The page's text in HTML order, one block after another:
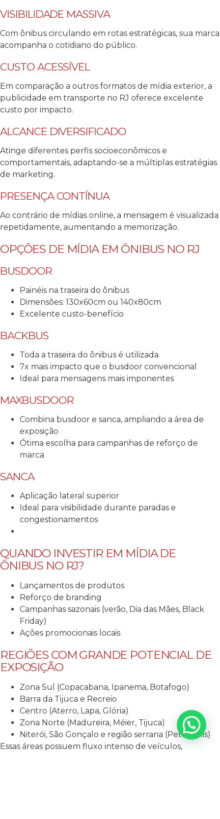
VISIBILIDADE MASSIVA
Com ônibus circulando em rotas estratégicas, sua marca
acompanha o cotidiano do público.
CUSTO ACESSÍVEL
Em comparação a outros formatos de mídia exterior, a
publicidade em transporte no RJ oferece excelente
custo por impacto.
ALCANCE DIVERSIFICADO
Atinge diferentes perfis socioeconômicos e
comportamentais, adaptando-se a múltiplas estratégias
de marketing.
PRESENÇA CONTÍNUA
Ao contrário de mídias online, a mensagem é visualizada
repetidamente, aumentando a memorização.
OPÇÕES DE MÍDIA EM ÔNIBUS NO RJ
BUSDOOR
Painéis na traseira do ônibus
Dimensões: 130x60cm ou 140x80cm
Excelente custo-benefício
BACKBUS
Toda a traseira do ônibus é utilizada
7x mais impacto que o busdoor convencional
Ideal para mensagens mais imponentes
MAXBUSDOOR
Combina busdoor e sanca, ampliando a área de
exposição
Ótima escolha para campanhas de reforço de
marca
SANCA
Aplicação lateral superior
Ideal para visibilidade durante paradas e
congestionamentos
QUANDO INVESTIR EM MÍDIA DE
ÔNIBUS NO RJ?
Lançamentos de produtos
Reforço de branding
Campanhas sazonais (verão, Dia das Mães, Black
Friday)
Ações promocionais locais
REGIÕES COM GRANDE POTENCIAL DE
EXPOSIÇÃO
Zona Sul (Copacabana, Ipanema, Botafogo)
Barra da Tijuca e Recreio
Centro (Aterro, Lapa, Glória)
Zona Norte (Madureira, Méier, Tijuca)
Niterói, São Gonçalo e região serrana (Petrópolis)
Essas áreas possuem fluxo intenso de veículos,